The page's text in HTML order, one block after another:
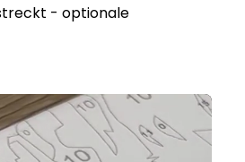
- optionale